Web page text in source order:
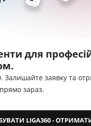
для
Залишайте заявку та
зараз.
LIGA360 -